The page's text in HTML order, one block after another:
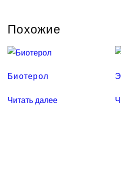
Похожие
Биотерол
Читать далее